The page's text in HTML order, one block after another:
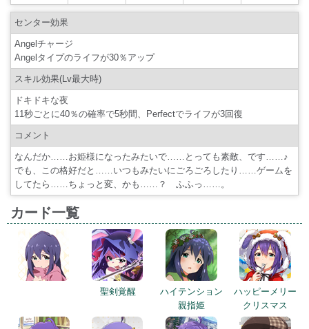
センター効果
Angelチャージ
Angelタイプのライフが30％アップ
スキル効果(Lv最大時)
ドキドキな夜
11秒ごとに40％の確率で5秒間、Perfectでライフが3回復
コメント
なんだか……お姫様になったみたいで……とっても素敵、です……♪
でも、この格好だと……いつもみたいにごろごろしたり……ゲームを
してたら……ちょっと変、かも……？ ふふっ……。
カード一覧
聖剣覚醒
ハイテンション
親指姫
ハッピーメリー
クリスマス